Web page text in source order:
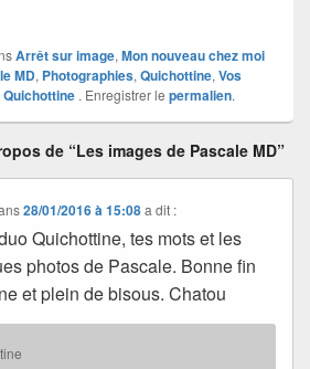
Arrêt sur image,Mon nouveau chez moi
MD, Photographies,Quichottine,Vos
Quichottine . Enregistrer le permalien.
de “Les images de Pascale MD”
28/01/2016 à 15:08 a dit :
Quichottine, tes mots et les
photos de Pascale. Bonne fin
et plein de bisous. Chatou